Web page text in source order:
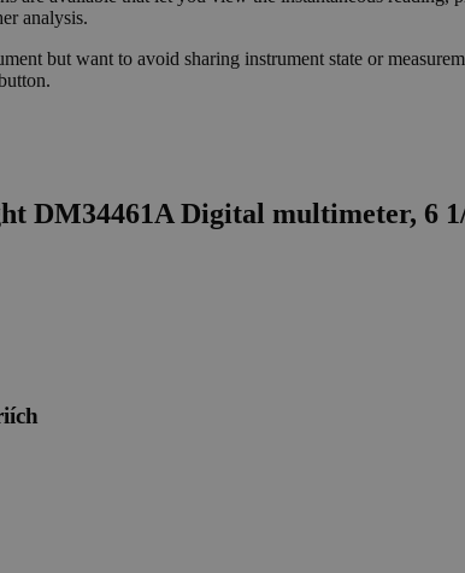
analysis.
but want to avoid sharing instrument state or
DM34461A Digital multimeter, 6